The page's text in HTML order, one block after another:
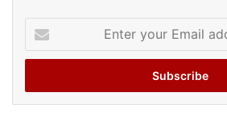
your
Email